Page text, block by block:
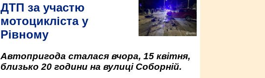
ДТП за участю
мотоцикліста у
Рівному
Автопригода сталася вчора, 15 квітня,
близько 20 години на вулиці Соборній.